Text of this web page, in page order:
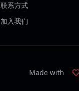
联系方式
加入我们
Made with